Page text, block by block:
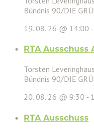
Bündnis 90/DIE
19. 08. 26 @ 14:00 -
RTA Ausschuss
Torsten
Bündnis 90/DIE
20. 08. 26 @ 9:30 -
RTA Ausschuss